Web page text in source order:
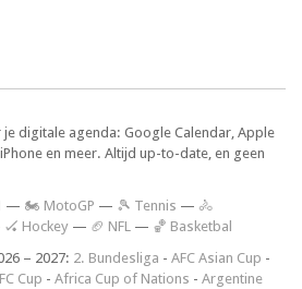
digitale agenda: Google Calendar, Apple
en meer. Altijd up-to-date, en geen
— 🏍 MotoGP — 🎾 Tennis — 🚴
🏑 Hockey — 🏈 NFL — 🏀 Basketbal
– 2027: 2. Bundesliga - AFC Asian Cup -
Cup - Africa Cup of Nations - Argentine